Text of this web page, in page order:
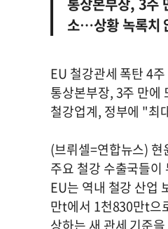
소…상황 녹록치
EU 철강관세 폭탄 4
통상본부장, 3주 만에
철강업계, 정부에 "
(브뤼셀=연합뉴스)
주요 철강 수출국들
EU는 역내 철강 산업
만t에서 1천830만t으
상하는 새 관세 기준